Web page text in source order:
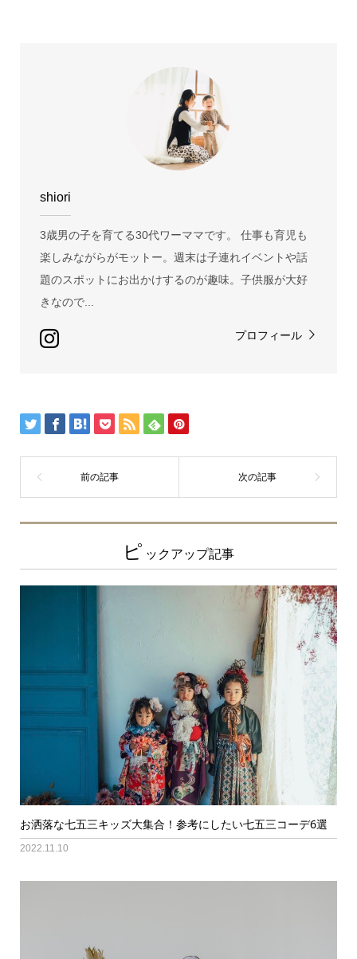
shiori
3歳男の子を育てる30代ワーママです。 仕事も育児も
楽しみながらがモットー。週末は子連れイベントや話
題のスポットにお出かけするのが趣味。子供服が大好
きなので...
プロフィール
ピ ックアップ記事
お洒落な七五三キッズ大集合！参考にしたい七五三コーデ6選
2022.11.10